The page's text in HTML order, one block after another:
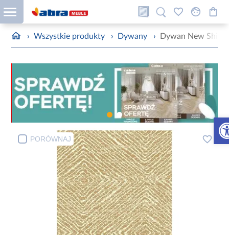
› Wszystkie produkty › Dywany › Dywan New
PORÓWNAJ